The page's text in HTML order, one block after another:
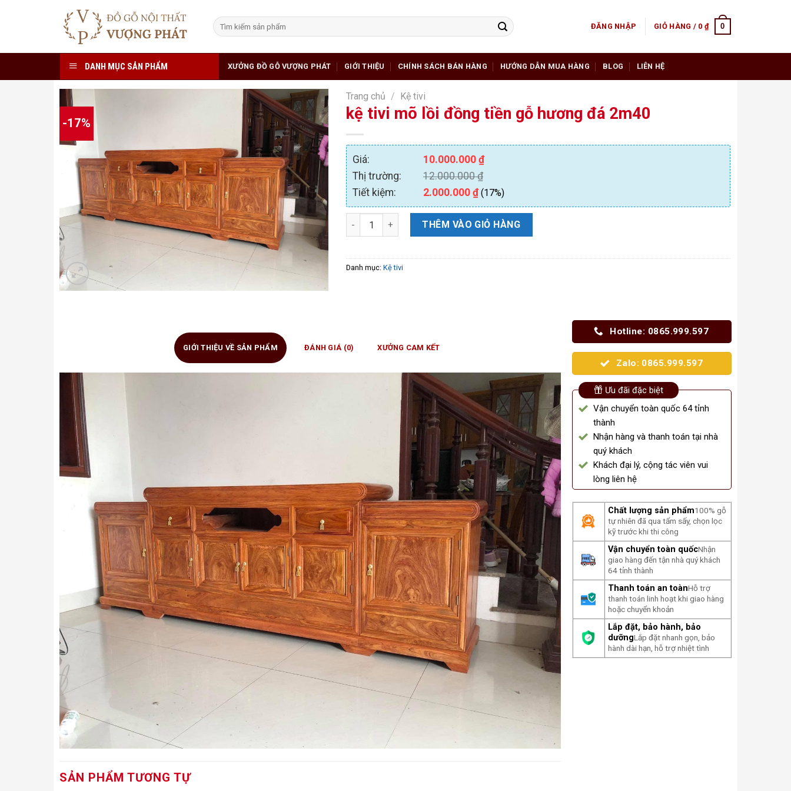
Tìm
kiếm:
ĐĂNG NHẬP GIỎ HÀNG / 0 ₫ 0
DANH MỤC SẢN PHẨM XƯỞNG ĐỒ GỖ VƯỢNG PHÁT GIỚI THIỆU CHÍNH SÁCH BÁN HÀNG HƯỚNG DẪN MUA HÀNG BLOG LIÊN HỆ
-17%
Trang chủ / Kệ tivi
kệ tivi mõ lồi đồng tiền gỗ hương đá 2m40
Giá: 10.000.000₫
Thị trường:
12.000.000₫
Tiết kiệm:
2.000.000₫(17%)
kệ tivi mõ lồi đồng tiền gỗ hương đá 2m40 số lượng
THÊM VÀO GIỎ HÀNG
Danh mục:Kệ tivi
GIỚI THIỆU VỀ SẢN PHẨM ĐÁNH GIÁ (0) XƯỞNG CAM KẾT
SẢN PHẨM TƯƠNG TỰ
Hotline: 0865.999.597
Zalo: 0865.999.597
Ưu đãi đặc biệt
Vận chuyển toàn quốc 64 tỉnh
thành
Nhận hàng và thanh toán tại nhà
quý khách
Khách đại lý, cộng tác viên vui
lòng liên hệ
Chất lượng sản phẩm100% gỗ
tự nhiên đã qua tẩm sấy, chọn lọc
kỹ trước khi thi công
Vận chuyển toàn quốcNhận
giao hàng đến tận nhà quý khách
64 tỉnh thành
Thanh toán an toànHỗ trợ
thanh toán linh hoạt khi giao hàng
hoặc chuyển khoản
Lắp đặt, bảo hành, bảo
dưỡngLắp đặt nhanh gọn, bảo
hành dài hạn, hỗ trợ nhiệt tình